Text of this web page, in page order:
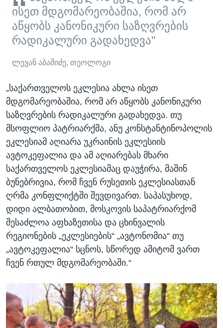
ისეთ მდგომარეობაშია, რომ არ
აწყობს კანონიკური საზღვრების
რადიკალური გადახედვა"
ლევან აბაშიძე, თეოლოგი
„საქართველოს ეკლესია ახლა ისეთ
მდგომარეობაშია, რომ არ აწყობს კანონიკური
საზღვრების რადიკალური გადახედვა. თუ
მსოფლიო პატრიარქმა, ანუ კონსტანტინოპოლის
ეკლესიამ აღიარა უკრაინის ეკლესიის
ავტოკეფალია და ამ აღიარებას მხარი
საქართველოს ეკლესიამაც დაუჭირა, მაშინ
ბუნებრივია, რომ ჩვენ რუსეთის ეკლესიასთან
ღრმა კონფლიქტში შევდივართ. საპასუხოდ,
დიდი ალბათობით, მოსკოვის საპატრიარქომ
შესაძლოა აფხაზეთისა და ცხინვალის
რეგიონების „ეკლესიების“ „ავტონომია“ თუ
„ავტოკეფალია“ სცნოს, სწორედ ამიტომ ვართ
ჩვენ რთულ მდგომარეობაში.“